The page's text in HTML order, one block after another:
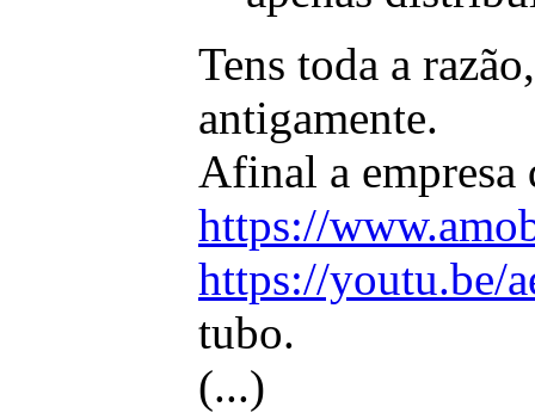
Tens toda a
antigamente.
Afinal a
https://
https://youtu.be/
tubo.
(...)